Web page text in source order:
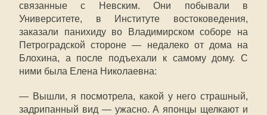
связанные с Невским. Они побывали в
Университете, в Институте востоковедения,
заказали панихиду во Владимирском соборе на
Петроградской стороне — недалеко от дома на
Блохина, а после подъехали к самому дому. С
ними была Елена Николаевна:
— Вышли, я посмотрела, какой у него страшный,
задрипанный вид — ужасно. А японцы щелкают и